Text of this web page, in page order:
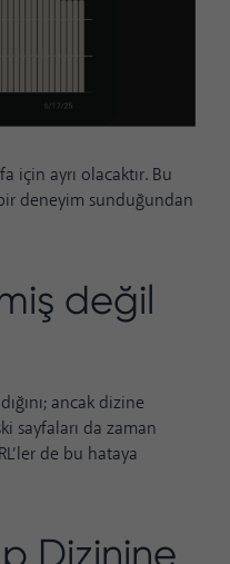
için ayrı olacaktır. Bu
deneyim sunduğundan
değil
ancak dizine
sayfaları da zaman
de bu hataya
Dizinine